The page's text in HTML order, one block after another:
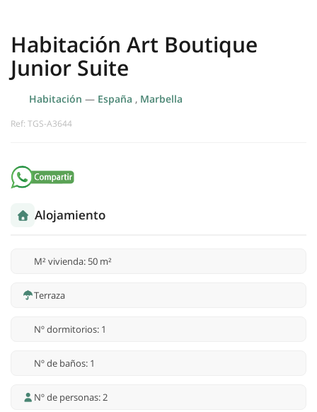
Habitación Art Boutique
Junior Suite
Habitación — España , Marbella
Ref: TGS-A3644
Alojamiento
M² vivienda: 50 m²
Terraza
Nº dormitorios: 1
Nº de baños: 1
Nº de personas: 2